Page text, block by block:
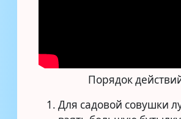
Порядок
Для садовой совушки